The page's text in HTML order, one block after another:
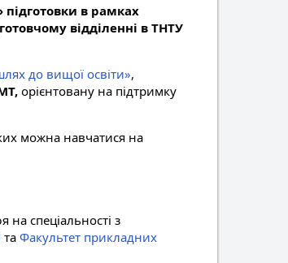
в рамках
відділенні в ТНТУ
до вищої освіти»,
орієнтовану на підтримку
можна навчатися на
на спеціальності з
та Факультет прикладних